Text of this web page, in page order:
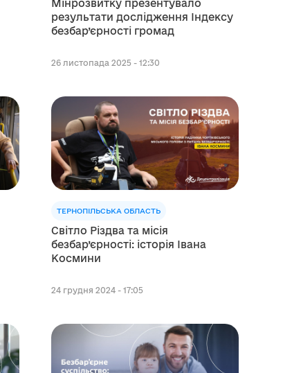
Мінрозвитку презентувало
результати дослідження Індексу
безбар’єрності громад
26 листопада 2025 - 12:30
ТЕРНОПІЛЬСЬКА ОБЛАСТЬ
Світло Різдва та місія
безбар’єрності: історія Івана
Космини
24 грудня 2024 - 17:05